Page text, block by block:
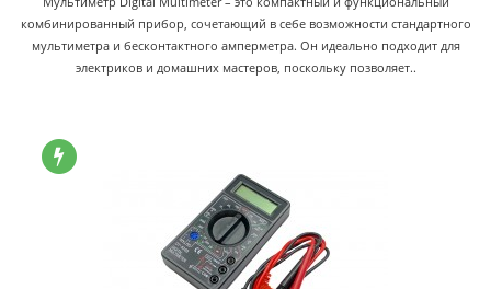
комбинированный прибор, сочетающий в себе возможности стандартного
мультиметра и бесконтактного амперметра. Он идеально подходит для
электриков и домашних мастеров, поскольку позволяет..